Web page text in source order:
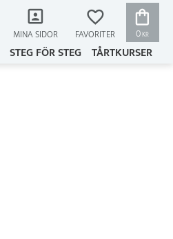
MINA SIDOR
FAVORITER
0KR
STEG FÖR STEG TÅRTKURSER